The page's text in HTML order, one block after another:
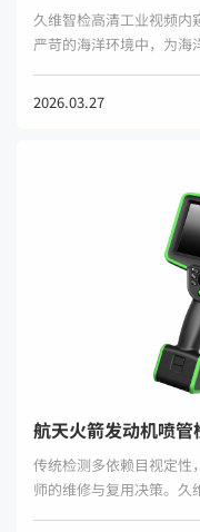
久维智检高清工业视频内
严苛的海洋环境中，为海
2026.03.27
传统检测多依赖目视定性
师的维修与复用决策。久